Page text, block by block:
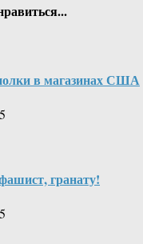
в магазинах США
гранату!